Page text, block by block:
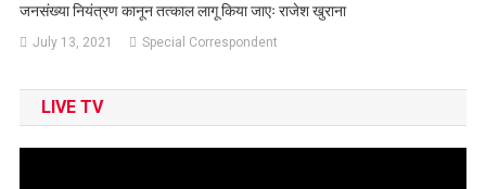
जनसंख्या नियंत्रण कानून तत्काल लागू किया जाएः राजेश खुराना
July 13, 2021 Special Correspondent
LIVE TV